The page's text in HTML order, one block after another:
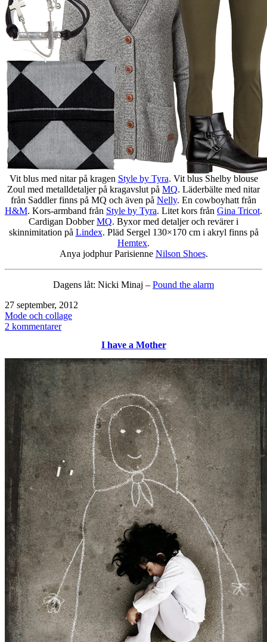
Vit blus med nitar på kragen Style by Tyra. Vit blus Shelby blouse
Zoul med metalldetaljer på kragavslut på MQ. Läderbälte med nitar
från Saddler finns på MQ och även på Nelly. En cowboyhatt från
H&M. Kors-armband från Style by Tyra. Litet kors från Gina Tricot.
Cardigan DobberMQ. Byxor med detaljer och revärer i
skinnimitation på Lindex. Pläd Sergel 130×170 cm i akryl finns på
Hemtex.
Anya jodphur Parisienne Nilson Shoes.
Dagens låt: Nicki Minaj – Pound the alarm
Publicerat
den
27 september, 2012
Kategoriserat
som
Mode och collage
2 kommentarertill
nitar
/
cowboy
I have a Mother